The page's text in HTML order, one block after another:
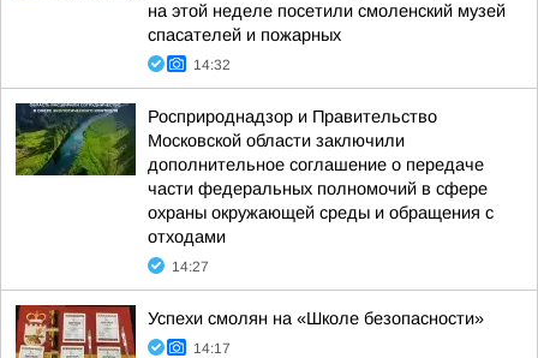
на этой неделе посетили смоленский музей
спасателей и пожарных
14:32
Росприроднадзор и Правительство
Московской области заключили
дополнительное соглашение о передаче
части федеральных полномочий в сфере
охраны окружающей среды и обращения с
отходами
14:27
Успехи смолян на «Школе безопасности»
14:17